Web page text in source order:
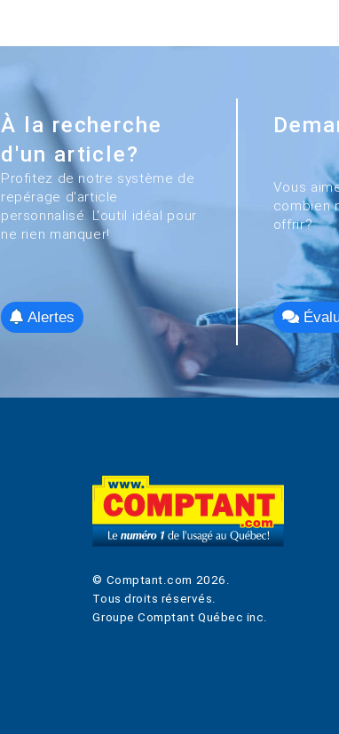
À la recherche
d'un article?
Profitez de notre système de
repérage d'article
personnalisé. L'outil idéal pour
ne rien manquer!
Alertes
Vous
combien
offrir?
© Comptant.com 2026 .
Tous droits réservés.
Groupe Comptant Québec inc.